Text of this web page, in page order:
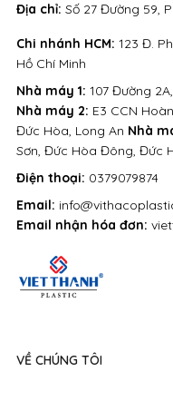
VỀ CHÚNG TÔI
Địa chỉ: Số 27 Đường 59,
Điện thoại: 0379079874
Email:
Email nhận hóa đơn:
Nhà máy 1: 107 Đường
Nhà máy 2: E3 CCN
Đức Hòa, Long An Nhà
Sơn, Đức Hòa Đông, Đức
Chi nhánh HCM: 123 Đ.
Hồ Chí Minh